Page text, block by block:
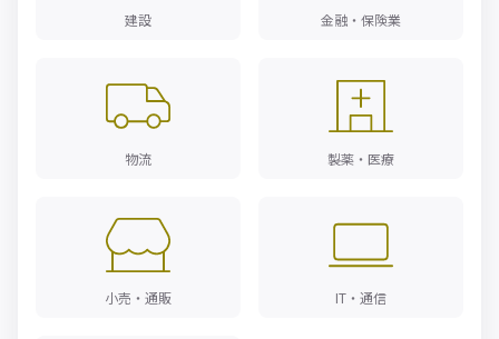
建設 金融・保険業
物流 製薬・医療
小売・通販 IT・通信